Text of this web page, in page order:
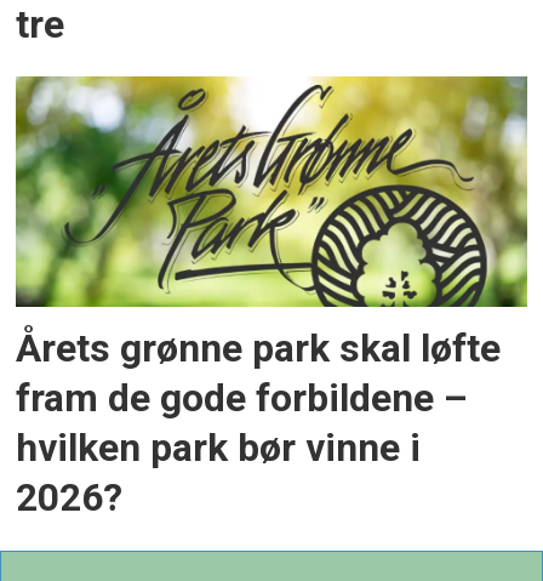
tre
Årets grønne park skal løfte
fram de gode forbildene –
hvilken park bør vinne i
2026?